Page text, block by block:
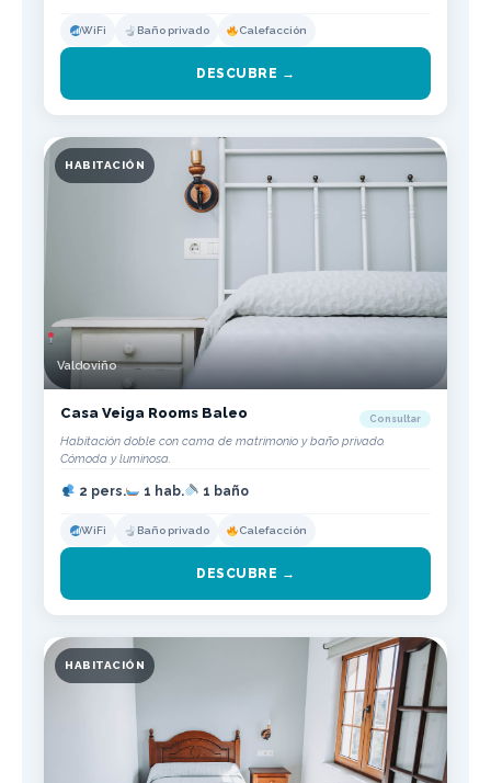
WiFi Baño privado Calefacción
DESCUBRE →
HABITACIÓN
Valdoviño
Casa Veiga Rooms Baleo Consultar
Habitación doble con cama de matrimonio y baño privado.
Cómoda y luminosa.
2 pers. 1 hab. 1 baño
WiFi Baño privado Calefacción
DESCUBRE →
HABITACIÓN